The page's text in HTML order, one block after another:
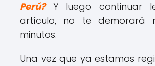
Perú?Y luego continuar
artículo, no te demorará
minutos.
Una vez que ya estamos